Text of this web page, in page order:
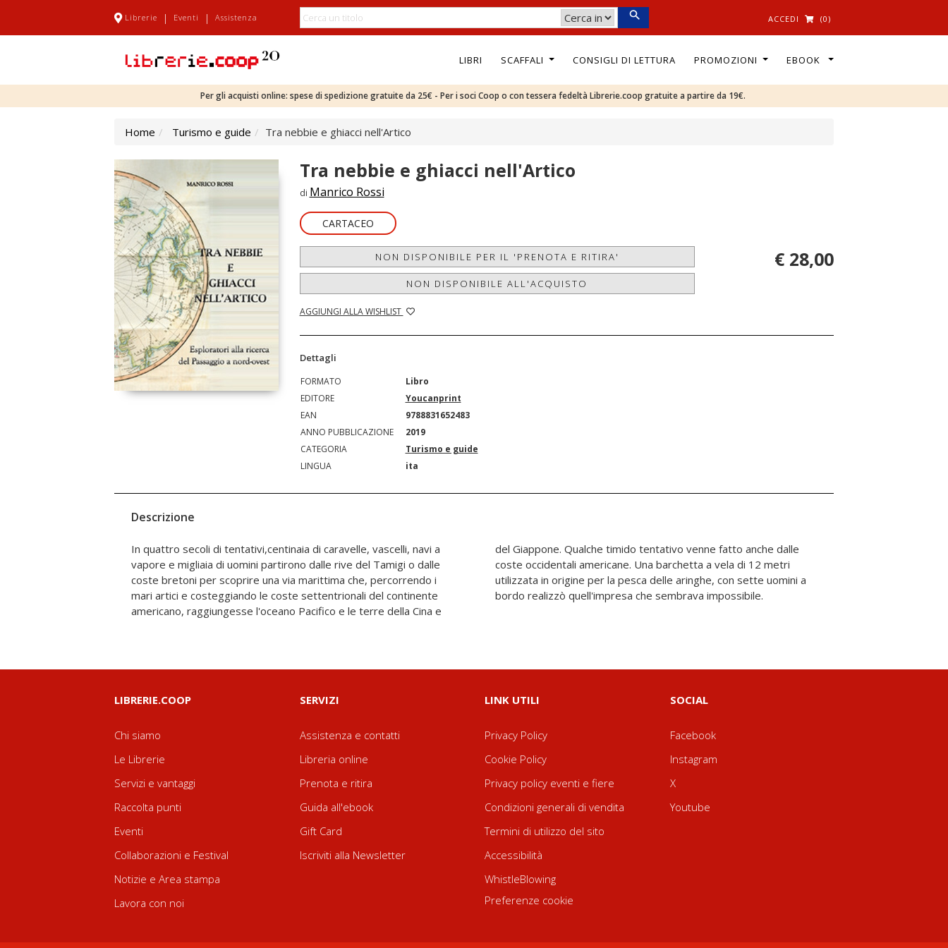
Librerie | Eventi | Assistenza ACCEDI (0)
LIBRI SCAFFALI CONSIGLI DI LETTURA PROMOZIONI EBOOK
Per gli acquisti online: spese di spedizione gratuite da 25€ - Per i soci Coop o con tessera fedeltà Librerie.coop gratuite a partire da 19€.
Home Turismo e guide Tra nebbie e ghiacci nell'Artico
Tra nebbie e ghiacci nell'Artico
di Manrico Rossi
CARTACEO
NON DISPONIBILE PER IL 'PRENOTA E RITIRA'
NON DISPONIBILE ALL'ACQUISTO
AGGIUNGI ALLA WISHLIST
€ 28,00
Dettagli
FORMATO
Libro
EDITORE
Youcanprint
EAN
9788831652483
ANNO PUBBLICAZIONE
2019
CATEGORIA
Turismo e guide
LINGUA
ita
Descrizione
In quattro secoli di tentativi,centinaia di caravelle, vascelli, navi a
vapore e migliaia di uomini partirono dalle rive del Tamigi o dalle
coste bretoni per scoprire una via marittima che, percorrendo i
mari artici e costeggiando le coste settentrionali del continente
americano, raggiungesse l'oceano Pacifico e le terre della Cina e
del Giappone. Qualche timido tentativo venne fatto anche dalle
coste occidentali americane. Una barchetta a vela di 12 metri
utilizzata in origine per la pesca delle aringhe, con sette uomini a
bordo realizzò quell'impresa che sembrava impossibile.
LIBRERIE.COOP
Chi siamo
Le Librerie
Servizi e vantaggi
Raccolta punti
Eventi
Collaborazioni e Festival
Notizie e Area stampa
Lavora con noi
SERVIZI
Assistenza e contatti
Libreria online
Prenota e ritira
Guida all'ebook
Gift Card
Iscriviti alla Newsletter
LINK UTILI
Privacy Policy
Cookie Policy
Privacy policy eventi e fiere
Condizioni generali di vendita
Termini di utilizzo del sito
Accessibilità
WhistleBlowing
Preferenze cookie
SOCIAL
Facebook
Instagram
X
Youtube